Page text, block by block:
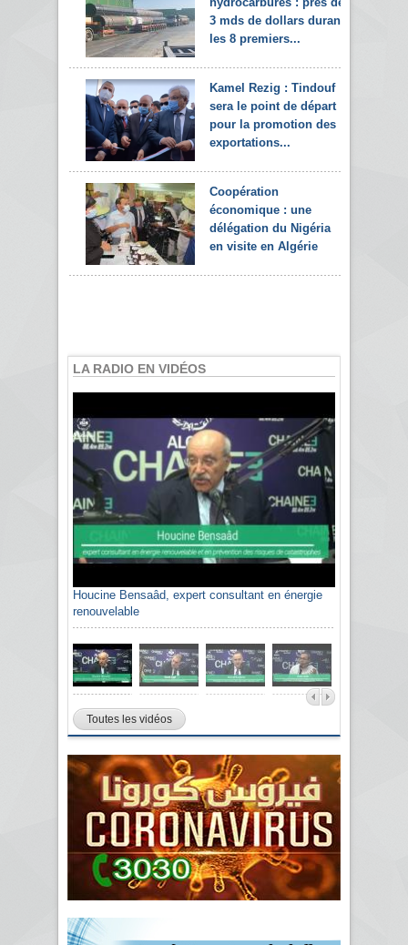
3 mds de dollars durant
les 8 premiers...
Kamel Rezig : Tindouf
sera le point de départ
pour la promotion des
exportations...
Coopération
économique : une
délégation du Nigéria
en visite en Algérie
LA RADIO EN VIDÉOS
Houcine Bensaâd, expert consultant en énergie
renouvelable
Toutes les vidéos